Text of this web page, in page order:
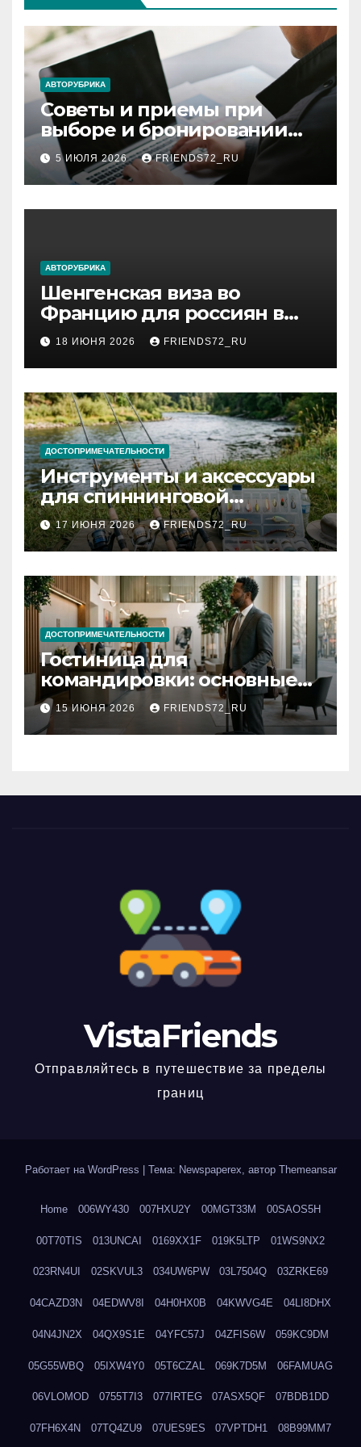
АВТОРУБРИКА
Советы и приемы при
выборе и бронировании
авиабилетов
5 ИЮЛЯ 2026 FRIENDS72_RU
АВТОРУБРИКА
Шенгенская виза во
Францию для россиян в
2026 году: сроки от 3 дней
и список необходимых
документов
18 ИЮНЯ 2026 FRIENDS72_RU
ДОСТОПРИМЕЧАТЕЛЬНОСТИ
Инструменты и аксессуары
для спиннинговой
рыбалки: назначение и
типы
17 ИЮНЯ 2026 FRIENDS72_RU
ДОСТОПРИМЕЧАТЕЛЬНОСТИ
Гостиница для
командировки: основные
критерии выбора
15 ИЮНЯ 2026 FRIENDS72_RU
VistaFriends
Отправляйтесь в путешествие за пределы
границ
Работает на WordPress Тема: Newspaperex, автор Themeansar
Home 006WY430 007HXU2Y 00MGT33M 00SAOS5H
00T70TIS 013UNCAI 0169XX1F 019K5LTP 01WS9NX2
023RN4UI 02SKVUL3 034UW6PW 03L7504Q 03ZRKE69
04CAZD3N 04EDWV8I 04H0HX0B 04KWVG4E 04LI8DHX
04N4JN2X 04QX9S1E 04YFC57J 04ZFIS6W 059KC9DM
05G55WBQ 05IXW4Y0 05T6CZAL 069K7D5M 06FAMUAG
06VLOMOD 0755T7I3 077IRTEG 07ASX5QF 07BDB1DD
07FH6X4N 07TQ4ZU9 07UES9ES 07VPTDH1 08B99MM7